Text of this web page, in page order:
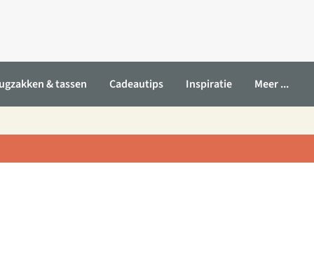
& tassen Cadeautips Inspiratie Meer ...